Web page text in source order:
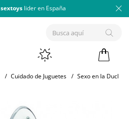
sextoys lider en España
/ Cuidado de Juguetes / Sexo en la Ducha